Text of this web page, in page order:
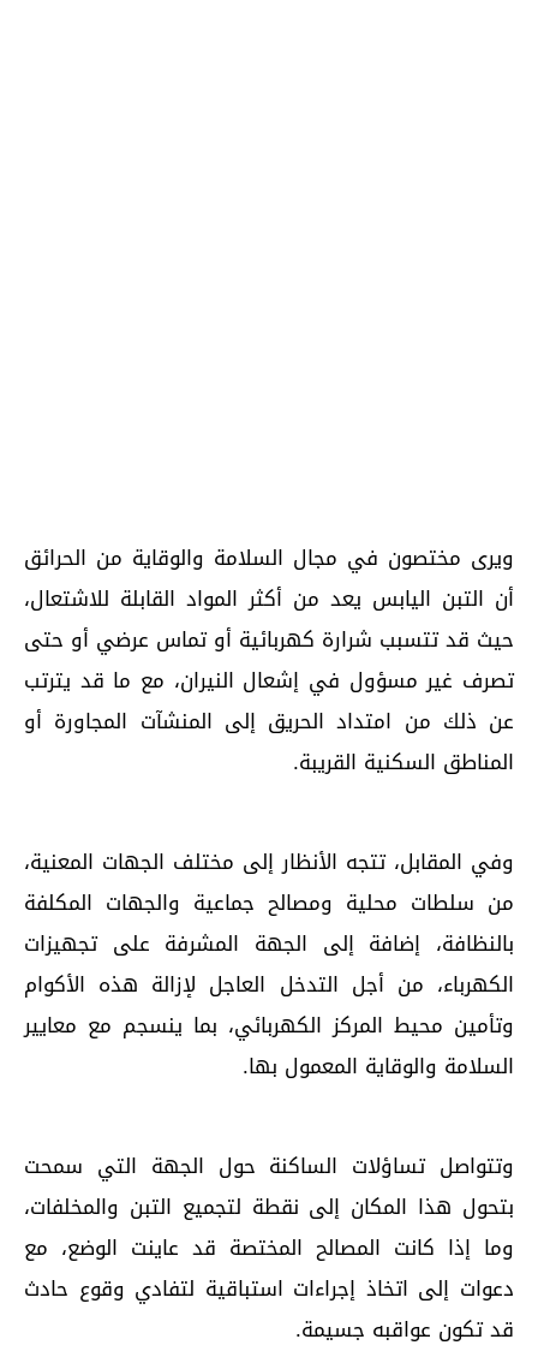
ويرى مختصون في مجال السلامة والوقاية من الحرائق
أن التبن اليابس يعد من أكثر المواد القابلة للاشتعال،
حيث قد تتسبب شرارة كهربائية أو تماس عرضي أو حتى
تصرف غير مسؤول في إشعال النيران، مع ما قد يترتب
عن ذلك من امتداد الحريق إلى المنشآت المجاورة أو
المناطق السكنية القريبة.
وفي المقابل، تتجه الأنظار إلى مختلف الجهات المعنية،
من سلطات محلية ومصالح جماعية والجهات المكلفة
بالنظافة، إضافة إلى الجهة المشرفة على تجهيزات
الكهرباء، من أجل التدخل العاجل لإزالة هذه الأكوام
وتأمين محيط المركز الكهربائي، بما ينسجم مع معايير
السلامة والوقاية المعمول بها.
وتتواصل تساؤلات الساكنة حول الجهة التي سمحت
بتحول هذا المكان إلى نقطة لتجميع التبن والمخلفات،
وما إذا كانت المصالح المختصة قد عاينت الوضع، مع
دعوات إلى اتخاذ إجراءات استباقية لتفادي وقوع حادث
قد تكون عواقبه جسيمة.